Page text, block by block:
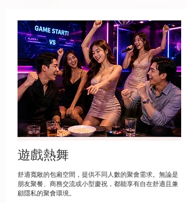
遊戲熱舞
舒適寬敞的包廂空間，提供不同人數的聚會需求。無論是
朋友聚餐、商務交流或小型慶祝，都能享有自在舒適且兼
顧隱私的聚會環境。